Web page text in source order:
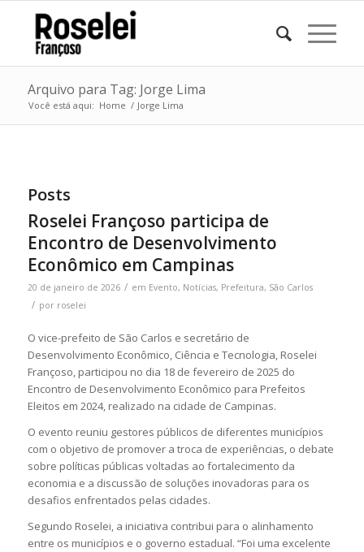
Arquivo para Tag: Jorge Lima
Você está aqui: Home / Jorge Lima
Posts
Roselei Françoso participa de
Encontro de Desenvolvimento
Econômico em Campinas
20 de janeiro de 2026 / em Evento, Notícias, Prefeitura, São Carlos
/ por roselei
O vice-prefeito de São Carlos e secretário de
Desenvolvimento Econômico, Ciência e Tecnologia, Roselei
Françoso, participou no dia 18 de fevereiro de 2025 do
Encontro de Desenvolvimento Econômico para Prefeitos
Eleitos em 2024, realizado na cidade de Campinas.
O evento reuniu gestores públicos de diferentes municípios
com o objetivo de promover a troca de experiências, o debate
sobre políticas públicas voltadas ao fortalecimento da
economia e a discussão de soluções inovadoras para os
desafios enfrentados pelas cidades.
Segundo Roselei, a iniciativa contribui para o alinhamento
entre os municípios e o governo estadual. “Foi uma excelente